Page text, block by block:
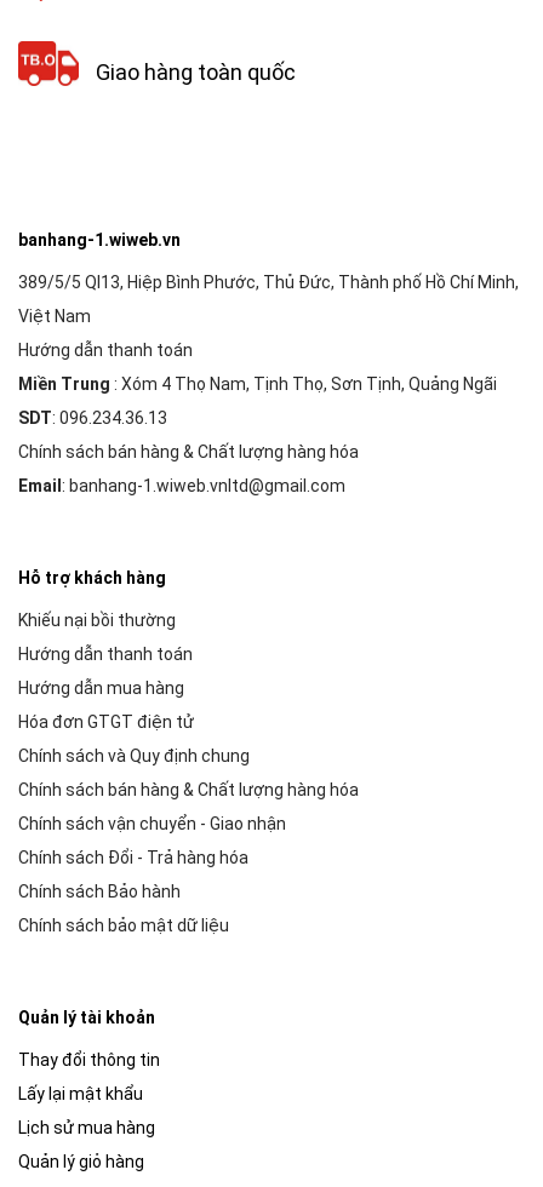
Giao hàng toàn quốc
banhang-1.wiweb.vn
389/5/5 Ql13, Hiệp Bình Phước, Thủ Đức, Thành phố Hồ Chí Minh,
Việt Nam
Hướng dẫn thanh toán
Miền Trung : Xóm 4 Thọ Nam, Tịnh Thọ, Sơn Tịnh, Quảng Ngãi
SDT: 096.234.36.13
Chính sách bán hàng & Chất lượng hàng hóa
Email : banhang-1.wiweb.vnltd@gmail.com
Hỗ trợ khách hàng
Khiếu nại bồi thường
Hướng dẫn thanh toán
Hướng dẫn mua hàng
Hóa đơn GTGT điện tử
Chính sách và Quy định chung
Chính sách bán hàng & Chất lượng hàng hóa
Chính sách vận chuyển - Giao nhận
Chính sách Đổi - Trả hàng hóa
Chính sách Bảo hành
Chính sách bảo mật dữ liệu
Quản lý tài khoản
Thay đổi thông tin
Lấy lại mật khẩu
Lịch sử mua hàng
Quản lý giỏ hàng